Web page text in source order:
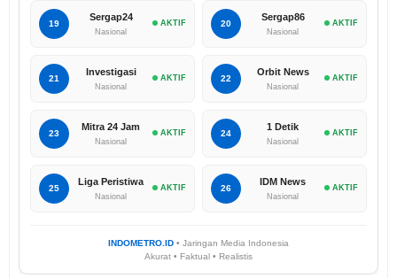
19
Sergap24
Nasional
AKTIF 20
Sergap86
Nasional
AKTIF
21
Investigasi
Nasional
AKTIF 22
Orbit News
Nasional
AKTIF
23
Mitra 24 Jam
Nasional
AKTIF 24
1 Detik
Nasional
AKTIF
25
Liga Peristiwa
Nasional
AKTIF 26
IDM News
Nasional
AKTIF
INDOMETRO.ID • Jaringan Media Indonesia
Akurat • Faktual • Realistis